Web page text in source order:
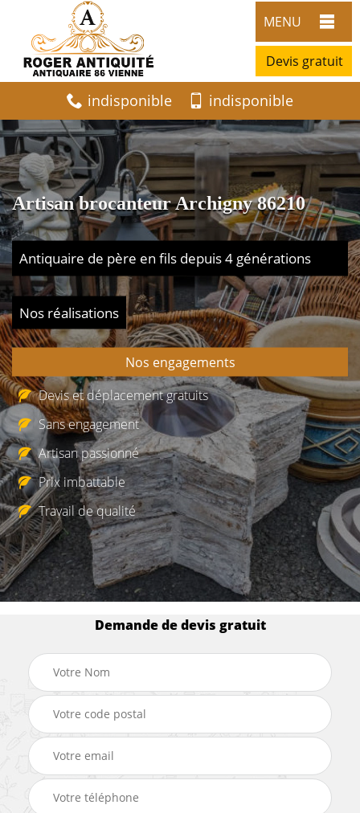
MENU
Devis gratuit
indisponible indisponible
Artisan brocanteur Archigny 86210
Antiquaire de père en fils depuis 4 générations
Nos réalisations
Nos engagements
Devis et déplacement gratuits
Sans engagement
Artisan passionné
Prix imbattable
Travail de qualité
Demande de devis gratuit